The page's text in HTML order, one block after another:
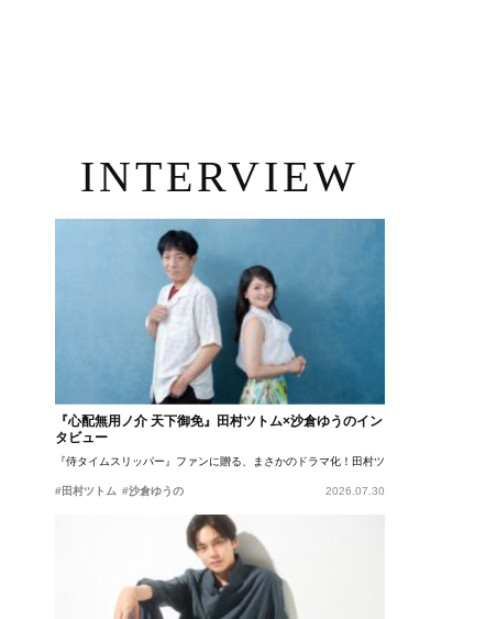
INTERVIEW
『心配無用ノ介 天下御免』田村ツトム×沙倉ゆうのイン
タビュー
『侍タイムスリッパー』ファンに贈る、まさかのドラマ化！田村ツトム×沙倉ゆうのが語
#田村ツトム #沙倉ゆうの 2026.07.30